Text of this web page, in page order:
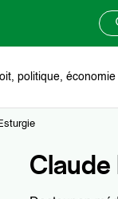
politique, économie